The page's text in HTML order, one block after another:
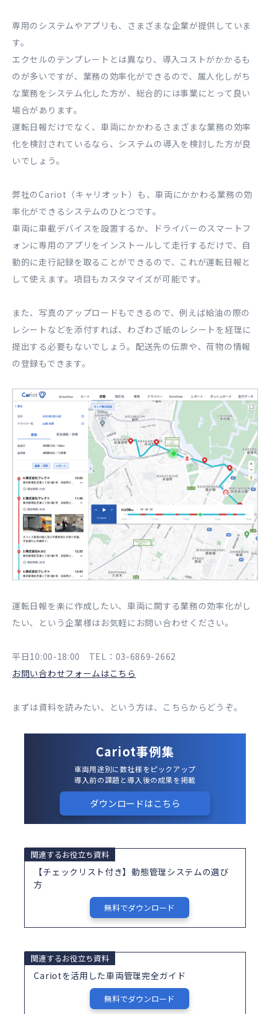
専用のシステムやアプリも、さまざまな企業が提供していま
す。
エクセルのテンプレートとは異なり、導入コストがかかるも
のが多いですが、業務の効率化ができるので、属人化しがち
な業務をシステム化した方が、総合的には事業にとって良い
場合があります。
運転日報だけでなく、車両にかかわるさまざまな業務の効率
化を検討されているなら、システムの導入を検討した方が良
いでしょう。
弊社のCariot（キャリオット）も、車両にかかわる業務の効
率化ができるシステムのひとつです。
車両に車載デバイスを設置するか、ドライバーのスマートフ
ォンに専用のアプリをインストールして走行するだけで、自
動的に走行記録を取ることができるので、これが運転日報と
して使えます。項目もカスタマイズが可能です。
また、写真のアップロードもできるので、例えば給油の際の
レシートなどを添付すれば、わざわざ紙のレシートを経理に
提出する必要もないでしょう。配送先の伝票や、荷物の情報
の登録もできます。
運転日報を楽に作成したい、車両に関する業務の効率化がし
たい、という企業様はお気軽にお問い合わせください。
平日10:00-18:00 TEL：03-6869-2662
お問い合わせフォームはこちら
まずは資料を読みたい、という方は、こちらからどうぞ。
Cariot事例集
車両用途別に数社様をピックアップ
導入前の課題と導入後の成果を掲載
ダウンロードはこちら
関連するお役立ち資料
【チェックリスト付き】動態管理システムの選び
方
無料でダウンロード
関連するお役立ち資料
Cariotを活用した車両管理完全ガイド
無料でダウンロード